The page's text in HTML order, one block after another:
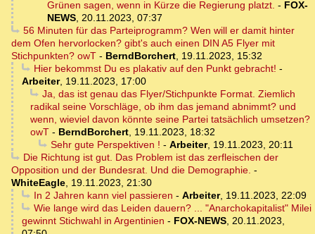
Grünen sagen, wenn in Kürze die Regierung platzt. - FOX-
NEWS, 20.11.2023, 07:37
56 Minuten für das Parteiprogramm? Wen will er damit hinter
dem Ofen hervorlocken? gibt's auch einen DIN A5 Flyer mit
Stichpunkten? owT - BerndBorchert, 19.11.2023, 15:32
Hier bekommst Du es plakativ auf den Punkt gebracht! -
Arbeiter, 19.11.2023, 17:00
Ja, das ist genau das Flyer/Stichpunkte Format. Ziemlich
radikal seine Vorschläge, ob ihm das jemand abnimmt? und
wenn, wieviel davon könnte seine Partei tatsächlich umsetzen?
owT - BerndBorchert, 19.11.2023, 18:32
Sehr gute Perspektiven ! - Arbeiter, 19.11.2023, 20:11
Die Richtung ist gut. Das Problem ist das zerfleischen der
Opposition und der Bundesrat. Und die Demographie. -
WhiteEagle, 19.11.2023, 21:30
In 2 Jahren kann viel passieren - Arbeiter, 19.11.2023, 22:09
Wie lange wird das Leiden dauern? ... "Anarchokapitalist" Milei
gewinnt Stichwahl in Argentinien - FOX-NEWS, 20.11.2023,